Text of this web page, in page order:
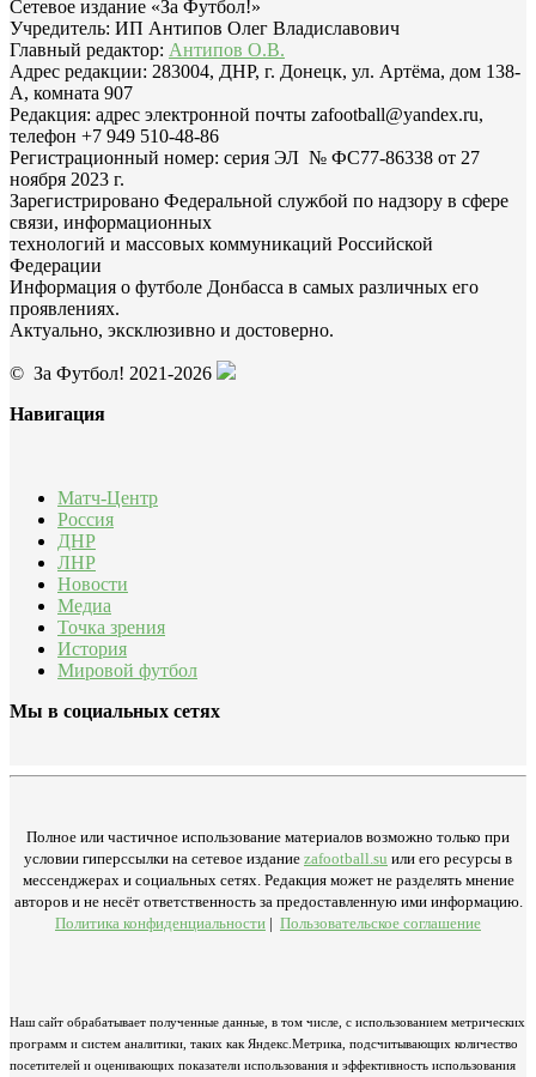
Сетевое издание «За Футбол!»
Учредитель: ИП Антипов Олег Владиславович
Главный редактор: Антипов О.В.
Адрес редакции: 283004, ДНР, г. Донецк, ул. Артёма, дом 138-
А, комната 907
Редакция: адрес электронной почты zafootball@yandex.ru,
телефон +7 949 510-48-86
Регистрационный номер: серия ЭЛ № ФС77-86338 от 27
ноября 2023 г.
Зарегистрировано Федеральной службой по надзору в сфере
связи, информационных
технологий и массовых коммуникаций Российской
Федерации
Информация о футболе Донбасса в самых различных его
проявлениях.
Актуально, эксклюзивно и достоверно.
© За Футбол! 2021-2026
Навигация
Матч-Центр
Россия
ДНР
ЛНР
Новости
Медиа
Точка зрения
История
Мировой футбол
Мы в социальных сетях
Полное или частичное использование материалов возможно только при
условии гиперссылки на сетевое издание zafootball.su или его ресурсы в
мессенджерах и социальных сетях. Редакция может не разделять мнение
авторов и не несёт ответственность за предоставленную ими информацию.
Политика конфиденциальности | Пользовательское соглашение
Наш сайт обрабатывает полученные данные, в том числе, с использованием метрических
программ и систем аналитики, таких как Яндекс.Метрика, подсчитывающих количество
посетителей и оценивающих показатели использования и эффективность использования